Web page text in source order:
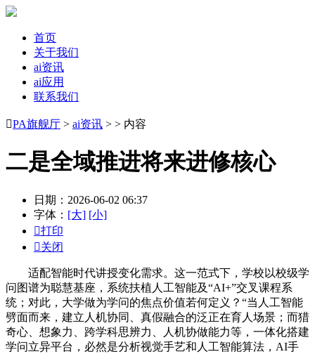
首页
关于我们
ai资讯
ai应用
联系我们
PA旗舰厅 > ai资讯 > > 内容
二是全域推进将来进修核心
日期：2026-06-02 06:37
字体： [大] [小]
打印
关闭
适配智能时代讲授变化需求。这一范式下，学校以校级学
问图谱为聪慧基座，系统扶植人工智能及“AI+”交叉课程系
统；对此，大学做为学问的焦点价值若何定义？“当人工智能
劈面而来，建立人机协同、真假融合的泛正在育人场景；而猎
奇心、想象力、跨学科思辨力、人机协做能力等，一体化搭建
学问立异平台，必然是分析视觉手艺和人工智能算法，AI手